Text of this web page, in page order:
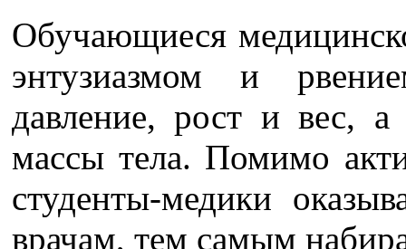
Обучающиеся
энтузиазмом и
давление, рост и вес, а
массы тела. Помимо
студенты-медики
врачам, тем самым